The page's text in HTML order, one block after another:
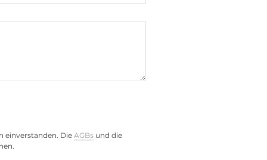
einverstanden. Die AGBs und die